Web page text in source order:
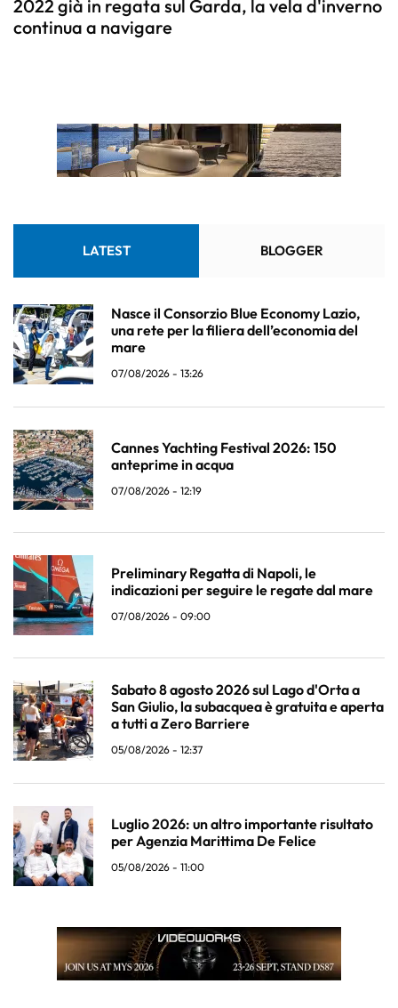
2022 già in regata sul Garda, la vela d'inverno
continua a navigare
LATEST BLOGGER
Nasce il Consorzio Blue Economy Lazio,
una rete per la filiera dell’economia del
mare
07/08/2026 - 13:26
Cannes Yachting Festival 2026: 150
anteprime in acqua
07/08/2026 - 12:19
Preliminary Regatta di Napoli, le
indicazioni per seguire le regate dal mare
07/08/2026 - 09:00
Sabato 8 agosto 2026 sul Lago d'Orta a
San Giulio, la subacquea è gratuita e aperta
a tutti a Zero Barriere
05/08/2026 - 12:37
Luglio 2026: un altro importante risultato
per Agenzia Marittima De Felice
05/08/2026 - 11:00